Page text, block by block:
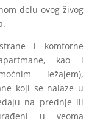
delu ovog živog
i komforne
kao i
ležajem),
koji se nalaze u
na prednje ili
u veoma